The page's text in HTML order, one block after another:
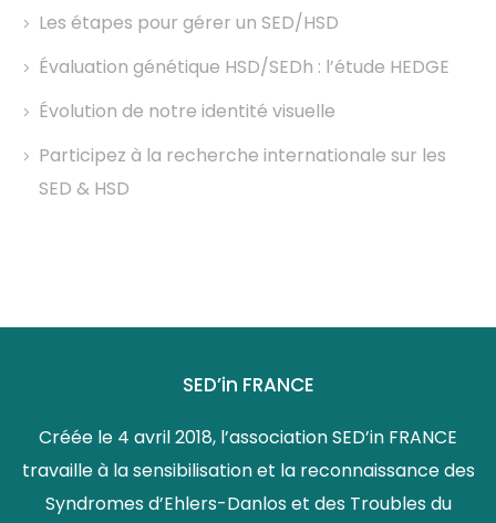
Les étapes pour gérer un SED/HSD
Évaluation génétique HSD/SEDh : l’étude HEDGE
Évolution de notre identité visuelle
Participez à la recherche internationale sur les
SED & HSD
SED’in FRANCE
Créée le 4 avril 2018, l’association SED’in FRANCE
travaille à la sensibilisation et la reconnaissance des
Syndromes d’Ehlers-Danlos et des Troubles du